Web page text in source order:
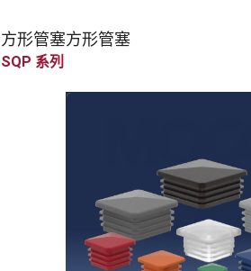
方形管塞方形管塞
SQP